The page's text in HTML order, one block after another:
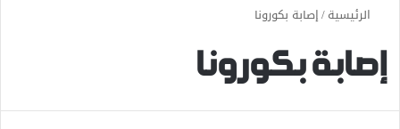
الرئيسية/إصابة بكورونا
إصابة بكورونا